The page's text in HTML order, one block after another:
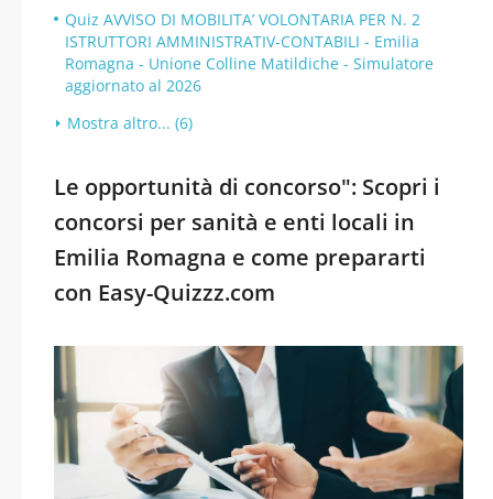
Quiz AVVISO DI MOBILITA’ VOLONTARIA PER N. 2
ISTRUTTORI AMMINISTRATIV-CONTABILI - Emilia
Romagna - Unione Colline Matildiche - Simulatore
aggiornato al 2026
Mostra altro... (6)
Le opportunità di concorso": Scopri i
concorsi per sanità e enti locali in
Emilia Romagna e come prepararti
con Easy-Quizzz.com